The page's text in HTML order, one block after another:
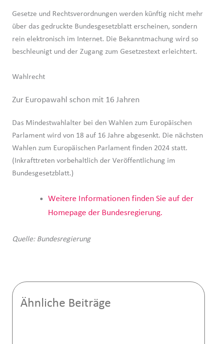
Gesetze und Rechtsverordnungen werden künftig nicht mehr
über das gedruckte Bundesgesetzblatt erscheinen, sondern
rein elektronisch im Internet. Die Bekanntmachung wird so
beschleunigt und der Zugang zum Gesetzestext erleichtert.
Wahlrecht
Zur Europawahl schon mit 16 Jahren
Das Mindestwahlalter bei den Wahlen zum Europäischen
Parlament wird von 18 auf 16 Jahre abgesenkt. Die nächsten
Wahlen zum Europäischen Parlament finden 2024 statt.
(Inkrafttreten vorbehaltlich der Veröffentlichung im
Bundesgesetzblatt.)
Weitere Informationen finden Sie auf der
Homepage der Bundesregierung.
Quelle: Bundesregierung
Ähnliche Beiträge